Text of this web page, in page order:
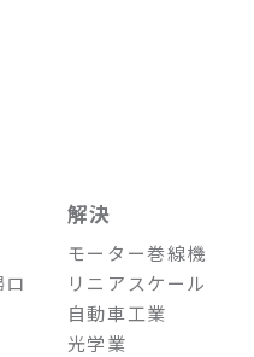
解決
モーター巻線機
リニアスケール
自動車工業
光学業